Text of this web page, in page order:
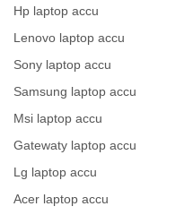
Hp laptop accu
Lenovo laptop accu
Sony laptop accu
Samsung laptop accu
Msi laptop accu
Gatewaty laptop accu
Lg laptop accu
Acer laptop accu